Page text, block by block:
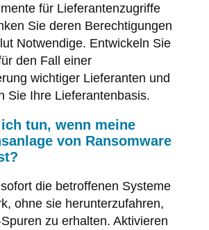
für Lieferantenzugriffe
Sie deren Berechtigungen
Notwendige. Entwickeln Sie
den Fall einer
wichtiger Lieferanten und
Sie Ihre Lieferantenbasis.
tun, wenn meine
von Ransomware
die betroffenen Systeme
ohne sie herunterzufahren,
zu erhalten. Aktivieren